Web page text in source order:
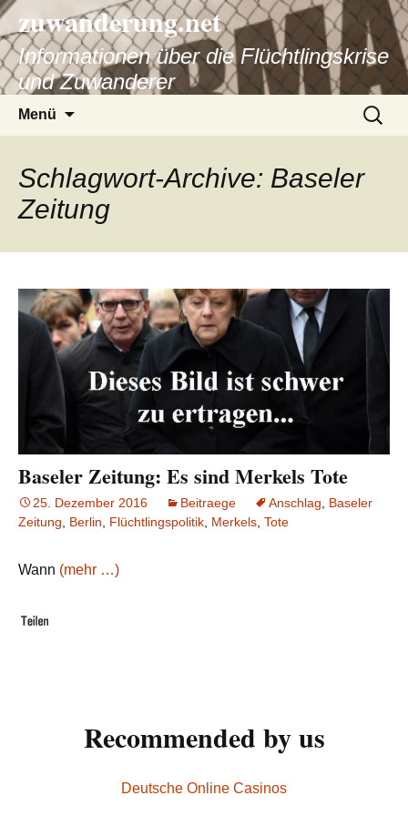
zuwanderung.net
Informationen über die Flüchtlingskrise
und Zuwanderer
Menü
Suche
nach:
Schlagwort-Archive: Baseler
Zeitung
Baseler Zeitung: Es sind Merkels Tote
25. Dezember 2016 Beitraege Anschlag, Baseler
Zeitung, Berlin, Flüchtlingspolitik, Merkels, Tote
Wann (mehr …)
Recommended by us
Deutsche Online Casinos